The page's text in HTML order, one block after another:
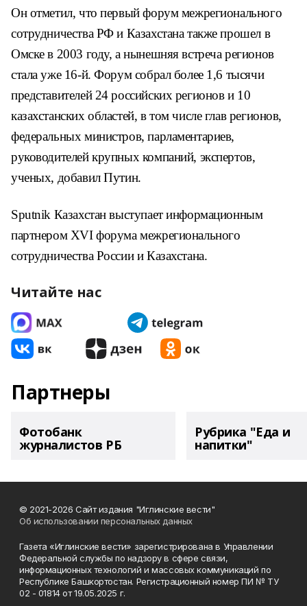
Он отметил, что первый форум межрегионального
сотрудничества РФ и Казахстана также прошел в
Омске в 2003 году, а нынешняя встреча регионов
стала уже 16-й. Форум собрал более 1,6 тысячи
представителей 24 российских регионов и 10
казахстанских областей, в том числе глав регионов,
федеральных министров, парламентариев,
руководителей крупных компаний, экспертов,
ученых, добавил Путин.
Sputnik Казахстан выступает информационным
партнером ХVI форума межрегионального
сотрудничества России и Казахстана.
Читайте нас
Партнеры
Фотобанк
журналистов РБ
Рубрика "Еда и
напитки"
© 2021-2026 Сайт издания "Иглинские вести"
Об использовании персональных данных
Газета «Иглинские вести» зарегистрирована в Управлении
Федеральной службы по надзору в сфере связи,
информационных технологий и массовых коммуникаций по
Республике Башкортостан. Регистрационный номер ПИ № ТУ
02 - 01814 от 19.05.2025 г.